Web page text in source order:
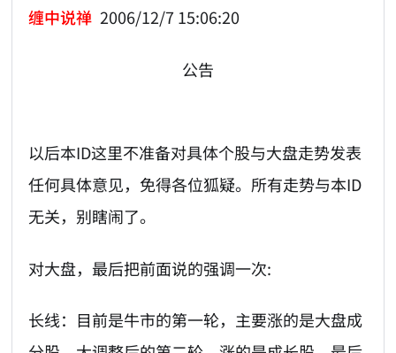
缠中说禅 2006/12/7 15:06:20
公告
以后本ID这里不准备对具体个股与大盘走势发表
任何具体意见，免得各位狐疑。所有走势与本ID
无关，别瞎闹了。
对大盘，最后把前面说的强调一次:
长线：目前是牛市的第一轮，主要涨的是大盘成